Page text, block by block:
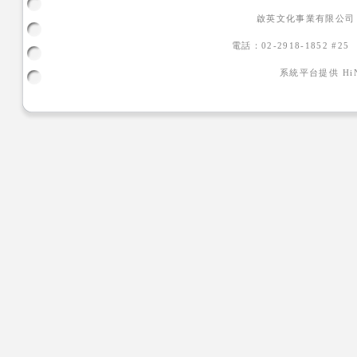
啟英文化事業有限公
電話：02-2918-1852
系統平台提供